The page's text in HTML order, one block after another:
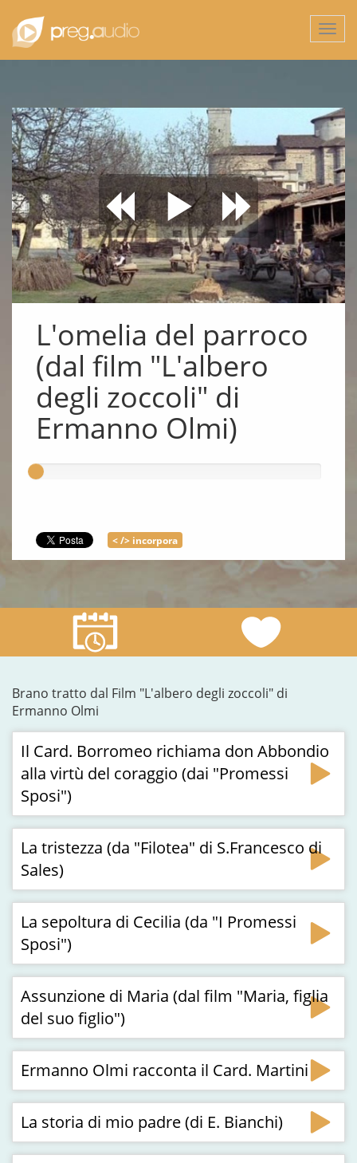
L'omelia del parroco
(dal film "L'albero
degli zoccoli" di
Ermanno Olmi)
< /> incorpora
Brano tratto dal Film "L'albero degli zoccoli" di
Ermanno Olmi
Il Card. Borromeo richiama don Abbondio
alla virtù del coraggio (dai "Promessi
Sposi")
La tristezza (da "Filotea" di S.Francesco di
Sales)
La sepoltura di Cecilia (da "I Promessi
Sposi")
Assunzione di Maria (dal film "Maria, figlia
del suo figlio")
Ermanno Olmi racconta il Card. Martini
La storia di mio padre (di E. Bianchi)